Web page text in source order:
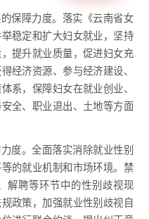
障力度。落实《云南省女
稳定和扩大妇女就业，坚持
提升就业质量，促进妇女充
经济资源、参与经济建设、
系，保障妇女在就业创业、
全、职业退出、土地等方面
。全面落实消除就业性别
的就业机制和市场环境。禁
解聘等环节中的性别歧视现
政策，加强就业性别歧视自